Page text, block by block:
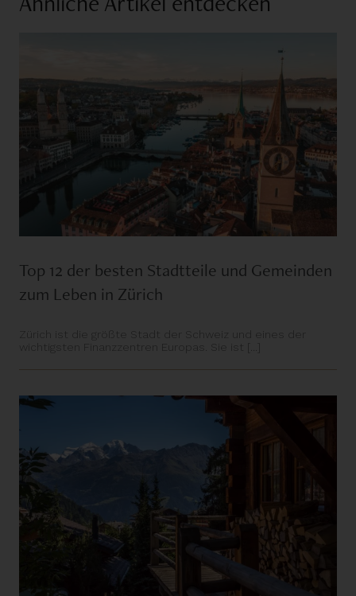
Top 12 der besten Stadtteile und Gemeinden
zum Leben in Zürich
Zürich ist die größte Stadt der Schweiz und eines der
wichtigsten Finanzzentren Europas. Sie ist [...]